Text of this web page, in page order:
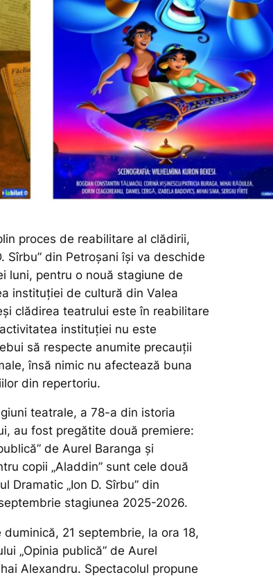
proces de reabilitare al clădirii,
Sîrbu” din Petroșani își va deschide
luni, pentru o nouă stagiune de
instituției de cultură din Valea
clădirea teatrului este în reabilitare
instituției nu este
să respecte anumite precauții
însă nimic nu afectează buna
din repertoriu.
teatrale, a 78-a din istoria
au fost pregătite două premiere:
de Aurel Baranga și
copii „Aladdin” sunt cele două
Dramatic „Ion D. Sîrbu” din
stagiunea 2025-2026.
21 septembrie, la ora 18,
„Opinia publică” de Aurel
Alexandru. Spectacolul propune